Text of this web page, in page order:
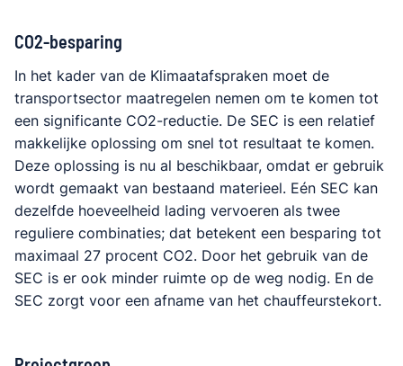
CO2-besparing
In het kader van de Klimaatafspraken moet de
transportsector maatregelen nemen om te komen tot
een significante CO2-reductie. De SEC is een relatief
makkelijke oplossing om snel tot resultaat te komen.
Deze oplossing is nu al beschikbaar, omdat er gebruik
wordt gemaakt van bestaand materieel. Eén SEC kan
dezelfde hoeveelheid lading vervoeren als twee
reguliere combinaties; dat betekent een besparing tot
maximaal 27 procent CO2. Door het gebruik van de
SEC is er ook minder ruimte op de weg nodig. En de
SEC zorgt voor een afname van het chauffeurstekort.